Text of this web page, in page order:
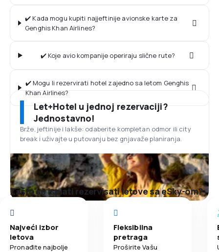
✔️ Kada mogu kupiti najjeftinije avionske karte za
Genghis Khan Airlines?
✔️ Koje avio kompanije operiraju slične rute?
✔️ Mogu li rezervirati hotel zajedno sa letom Genghis
Khan Airlines?
Let+Hotel u jednoj rezervaciji?
Jednostavno!
Brže, jeftinije i lakše: odaberite kompletan odmor ili city
break i uživajte u putovanju bez gnjavaže planiranja.
Zašto se isplati rezervisati letove sa eSky-om?
Najveći izbor
letova
Pronađite najbolje
Fleksibilna
pretraga
Proširite Vašu